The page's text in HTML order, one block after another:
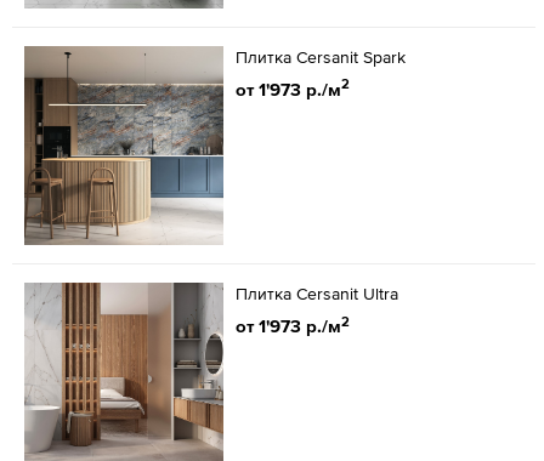
Плитка Cersanit Spark
от 1'973 р./м2
Плитка Cersanit Ultra
от 1'973 р./м2